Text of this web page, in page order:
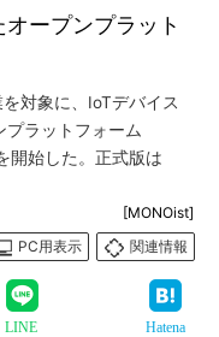
ープンプラット
対象に、IoTデバイス
ラットフォーム
開始した。正式版は
[MONOist]
PC用表示
関連情報
LINE Hatena